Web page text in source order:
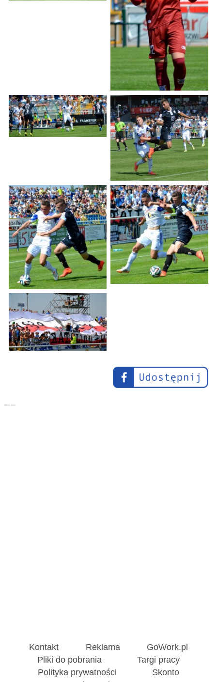
Kontakt Reklama
GoWork.pl
Pliki do pobrania
Targi pracy
Polityka prywatności
Skonto